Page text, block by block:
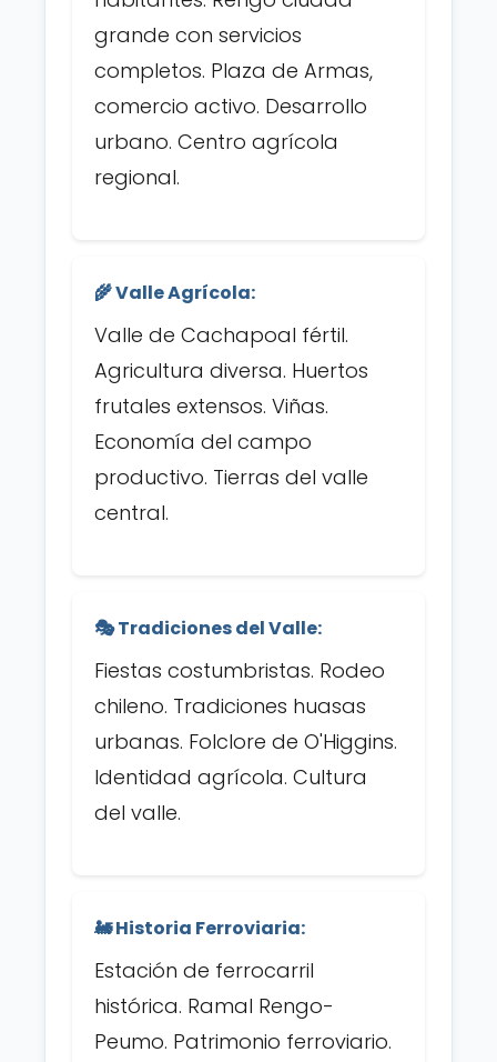
grande con servicios
completos. Plaza de Armas,
comercio activo. Desarrollo
urbano. Centro agrícola
regional.
🌾 Valle Agrícola:
Valle de Cachapoal fértil.
Agricultura diversa. Huertos
frutales extensos. Viñas.
Economía del campo
productivo. Tierras del valle
central.
🎭 Tradiciones del Valle:
Fiestas costumbristas. Rodeo
chileno. Tradiciones huasas
urbanas. Folclore de O'Higgins.
Identidad agrícola. Cultura
del valle.
🚂 Historia Ferroviaria:
Estación de ferrocarril
histórica. Ramal Rengo-
Peumo. Patrimonio ferroviario.